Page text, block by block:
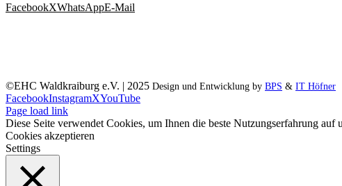
FacebookXWhatsAppE-Mail
©EHC Waldkraiburg e.V. | 2025 Design und Entwicklung by BPS & IT Höfner
FacebookInstagramXYouTube
Page load link
Diese Seite verwendet Cookies, um Ihnen die beste Nutzungserfahrung
Cookies akzeptieren
Settings